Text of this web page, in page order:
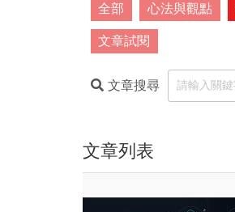
全部 心法與觀點
文章試閱
文章搜尋
文章列表